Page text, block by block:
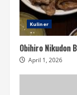
Kuliner
Obihiro Nikudon
April 1, 2026